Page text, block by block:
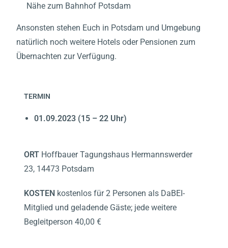
Nähe zum Bahnhof Potsdam
Ansonsten stehen Euch in Potsdam und Umgebung
natürlich noch weitere Hotels oder Pensionen zum
Übernachten zur Verfügung.
TERMIN
01.09.2023 (15 – 22 Uhr)
ORT Hoffbauer Tagungshaus Hermannswerder
23, 14473 Potsdam
KOSTEN kostenlos für 2 Personen als DaBEI-
Mitglied und geladende Gäste; jede weitere
Begleitperson 40,00 €